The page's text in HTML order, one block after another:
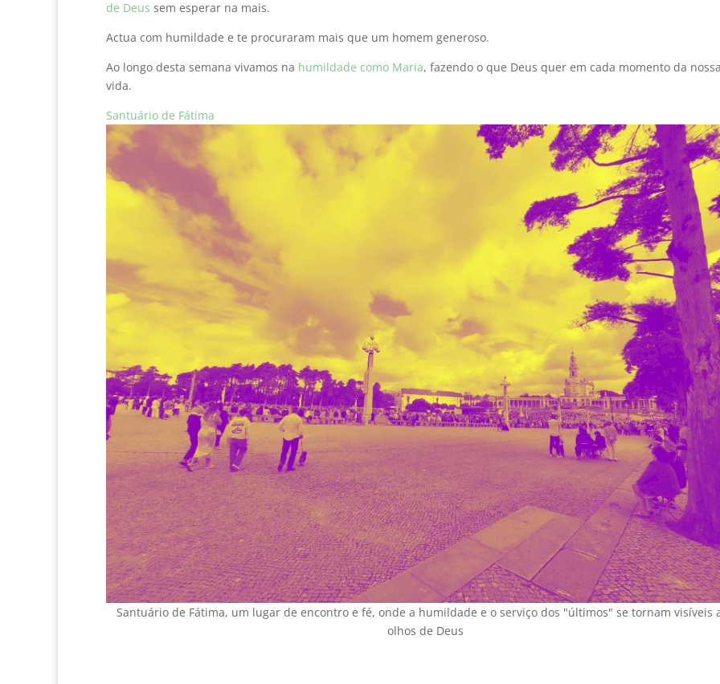
de Deus sem esperar na mais.
Actua com humildade e te procuraram mais que um homem generoso.
Ao longo desta semana vivamos na humildade como Maria, fazendo o que Deus quer em cada momento da
vida.
Santuário de Fátima
Santuário de Fátima, um lugar de encontro e fé, onde a humildade e o serviço dos "últimos" se tornam visíveis
olhos de Deus